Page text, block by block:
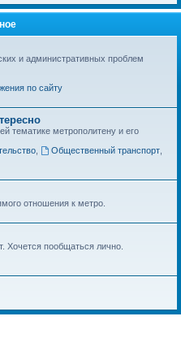
и административных проблем
по сайту
тематике метрополитену и его
, Общественный транспорт,
отношения к метро.
Хочется пообщаться лично.